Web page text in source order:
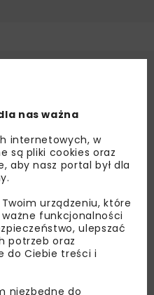
nas ważna
internetowych, w
są pliki cookies oraz
aby nasz portal był dla
urządzeniu, które
funkcjonalności
ulepszać
potrzeb oraz
do Ciebie treści i
niezbędne do